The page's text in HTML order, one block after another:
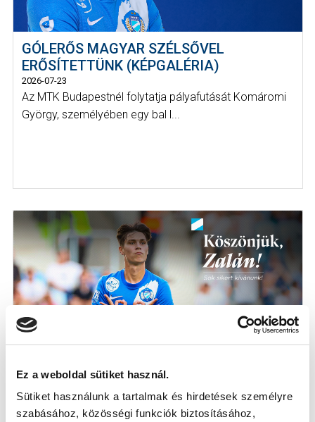
Ez a weboldal sütiket használ.
Sütiket használunk a tartalmak és hirdetések személyre
szabásához, közösségi funkciók biztosításához,
GÓLERŐS MAGYAR SZÉLSŐVEL
ERŐSÍTETTÜNK (KÉPGALÉRIA)
2026-07-23
Az MTK Budapestnél folytatja pályafutását Komáromi
György, személyében egy bal l...
ÁTROK BELGIUMBAN FOLYTATJA
PÁLYAFUTÁSÁT
2026-07-23